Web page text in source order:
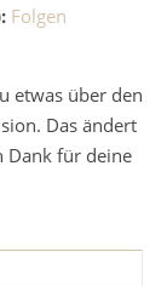
Folgen
etwas über den
Das ändert
Dank für deine